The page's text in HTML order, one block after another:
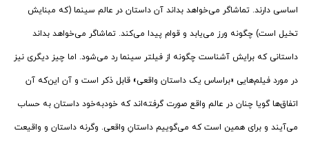
اساسی دارند. تماشاگر می‌خواهد بداند آن داستان در عالم سینما (که مبنایش
تخیل است) چگونه ورز می‌یابد و قوام پیدا می‌کند. تماشاگر می‌خواهد بداند
داستانی که برایش آشناست چگونه از فیلتر سینما رد می‌شود. اما چیز دیگری نیز
در مورد فیلم‌هایی «براساس یک داستان واقعی» قابل ذکر است و آن این‌که آن
اتفاق‌ها گویا چنان در عالم واقع صورت گرفته‌اند که خودبه‌خود داستان به حساب
می‌آیند و برای همین است که می‌گوییم داستانِ واقعی. وگرنه داستان و واقیعت